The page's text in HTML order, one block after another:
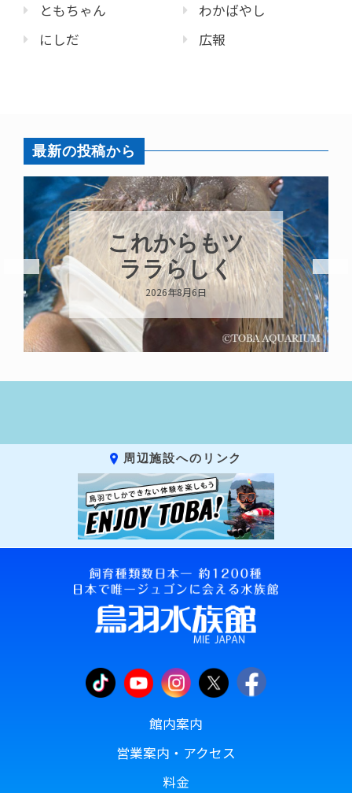
ともちゃん
にしだ
わかばやし
広報
最新の投稿から
これからもツ
ララらしく
2026年8月6日
周辺施設へのリンク
館内案内
営業案内・アクセス
料金